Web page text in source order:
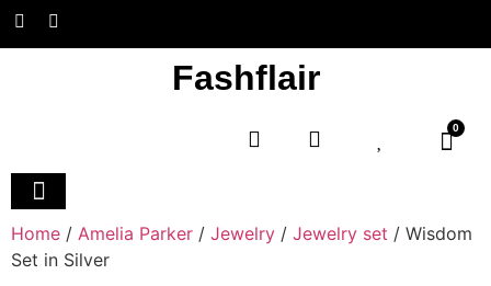
Fashflair
0
Home / Amelia Parker / Jewelry / Jewelry set / Wisdom
Set in Silver